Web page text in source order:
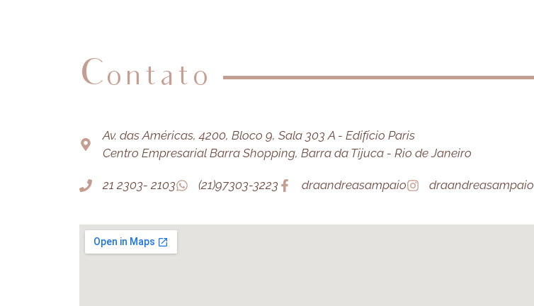
Contato
Av. das Américas, 4200, Bloco 9, Sala 303 A - Edifício Paris
Centro Empresarial Barra Shopping, Barra da Tijuca - Rio de Janeiro
21 2303- 2103 (21)97303-3223 draandreasampaio draandreasampaio